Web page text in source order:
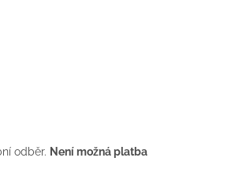
odběr. Není možná platba